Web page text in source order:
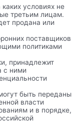
условиях не
третьим лицам.
продана или
поставщиков
политиками
принадлежит
с ними
быть переданы
власти
и в порядке,